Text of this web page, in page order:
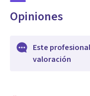
Opiniones
Este
valoración